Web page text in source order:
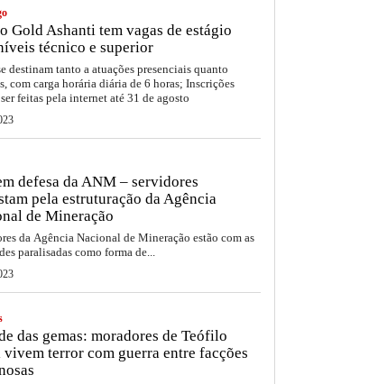
Gold Ashanti tem vagas de estágio
técnico e superior
destinam tanto a atuações presenciais quanto
com carga horária diária de 6 horas; Inscrições
feitas pela internet até 31 de agosto
defesa da ANM – servidores
pela estruturação da Agência
de Mineração
da Agência Nacional de Mineração estão com as
paralisadas como forma de...
das gemas: moradores de Teófilo
terror com guerra entre facções